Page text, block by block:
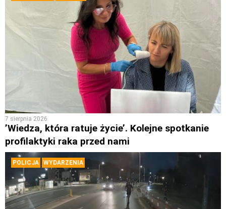
7 sierpnia 2026
’Wiedza, która ratuje życie’. Kolejne spotkanie
profilaktyki raka przed nami
POLICJA WYDARZENIA